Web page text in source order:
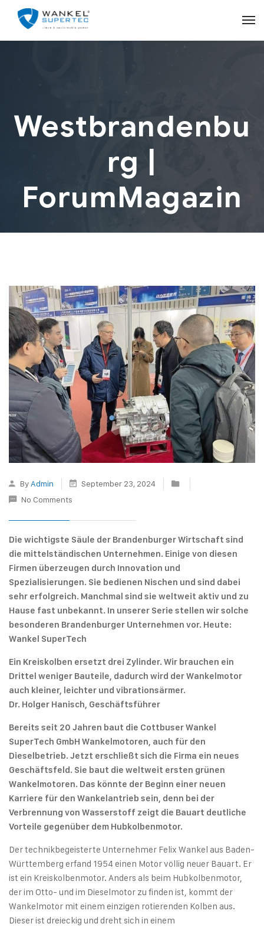
Westbrandenbu
rg |
ForumMagazin
By Admin
September 23, 2024
No Comments
Die wichtigste Säule der Brandenburger Wirtschaft sind
die mittelständischen Unternehmen. Einige von diesen
Firmen überzeugen durch Innovation und
Spezialisierungen. Sie bedienen Nischen und sind dabei
sehr erfolgreich. Manchmal sind sie weltweit aktiv und zu
Hause fast unbekannt. In unserer Serie stellen wir solche
besonderen Brandenburger Unternehmen vor. Heute:
Wankel SuperTech
Ein Kreiskolben ersetzt drei Zylinder. Wir brauchen ein
Drittel weniger Bauteile, dadurch wird der Wankelmotor
auch kleiner, leichter und vibrationsärmer.
Dr. Holger Hanisch, Geschäftsführer
Bereits seit 20 Jahren baut die Cottbuser Wankel
SuperTech GmbH Wankelmotoren, auch für den
Dieselbetrieb. Jetzt erschließt sich die Firma ein neues
Geschäftsfeld. Sie baut die weltweit ersten grünen
Wankelmotoren. Das könnte der Beginn einer neuen
Karriere für den Wankelantrieb sein, denn bei der
Verbrennung von Wasserstoff zeigt die Bauart deutliche
Vorteile gegenüber dem Hubkolbenmotor.
Der technikbegeisterte Unternehmer Felix Wankel aus Baden-
Württemberg erfand 1954 einen Motor völlig neuer Bauart. Er
ist ein Kreiskolbenmotor. Anders als beim Hubkolbenmotor,
der im Otto- und im Dieselmotor zu finden ist, kommt der
Wankelmotor mit einem einzigen rotierenden Kolben aus.
Dieser ist dreieckig und dreht sich in einem